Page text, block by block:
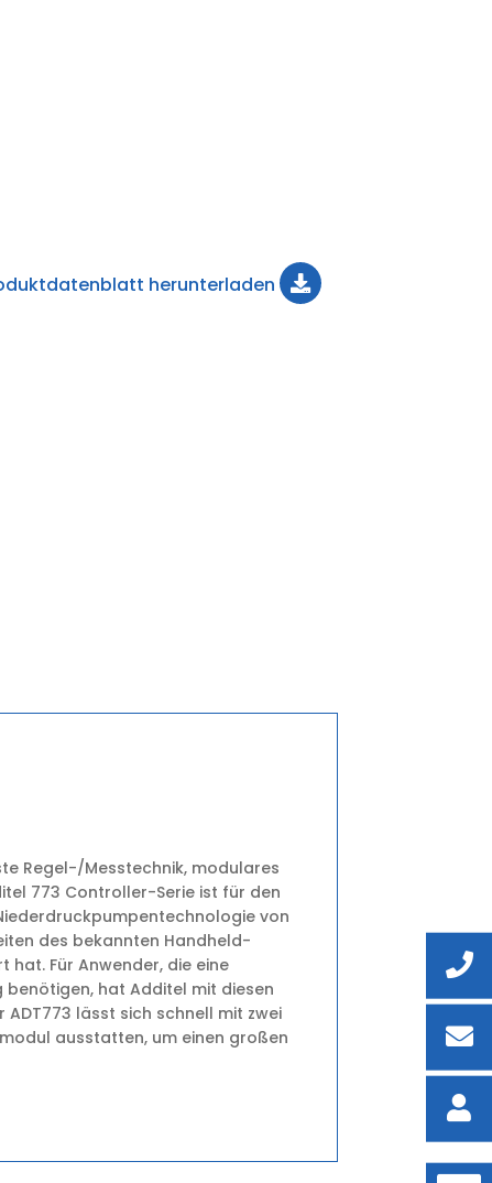
herunterladen
Regel-/Messtechnik, modulares
773 Controller-Serie ist für den
von
des bekannten Handheld-
hat. Für Anwender, die eine
hat Additel mit diesen
lässt sich schnell mit zwei
ausstatten, um einen großen